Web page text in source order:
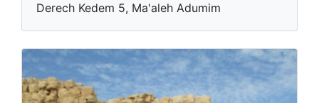
Derech Kedem 5, Ma'aleh Adumim